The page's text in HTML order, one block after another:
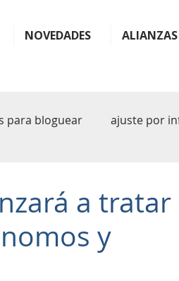
NOVEDADES ALIANZAS
para bloguear ajuste por
facilidades plan
a tratar
y